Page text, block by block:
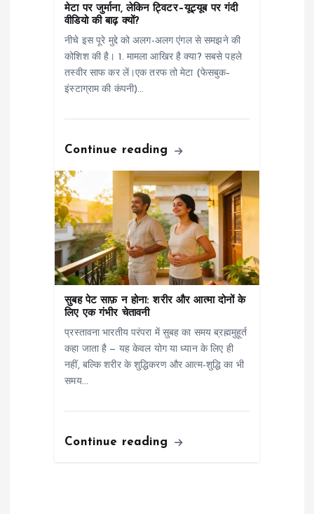
मेटा पर जुर्माना, लेकिन ट्विटर–यूट्यूब पर गंदी
वीडियो की बाढ़ क्यों?
नीचे इस पूरे मुद्दे को अलग-अलग एंगल से समझने की
कोशिश की है। 1. मामला आखिर है क्या? सबसे पहले
तस्वीर साफ कर लें।एक तरफ तो मेटा (फेसबुक–
इंस्टाग्राम की कंपनी)…
Continue reading
सुबह पेट साफ़ न होना: शरीर और आत्मा दोनों के
लिए एक गंभीर चेतावनी
प्रस्तावना भारतीय परंपरा में सुबह का समय ब्रह्ममुहूर्त
कहा जाता है — यह केवल योग या ध्यान के लिए ही
नहीं, बल्कि शरीर के शुद्धिकरण और आत्म-शुद्धि का भी
समय…
Continue reading